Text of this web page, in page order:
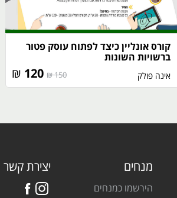
קורס אונליין כיצד לפתוח עוסק פטור
ברשויות השונות
אינה פולק 150 ₪
₪
מנחים
הירשמו כמנחים
יצירת קשר